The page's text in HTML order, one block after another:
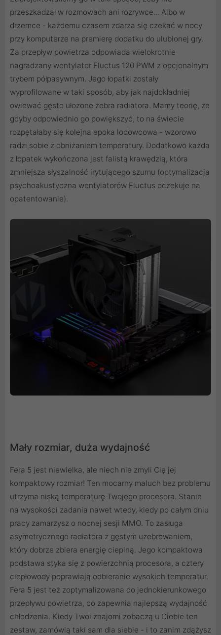
przeszkadzał w rozmowach ani rozrywce... Albo w
drzemce - każdemu czasem zdarza się czekać w nocy
przy komputerze na premierę dodatku do ulubionej gry.
Za przepływ powietrza odpowiada wielokrotnie
nagradzany wentylator Fluctus 120 PWM z opcjonalnym
trybem półpasywnym. Jego łopatki zostały
wyprofilowane w taki sposób, aby jak najdokładniej
owiewać gęsto ułożone żebra radiatora. Mamy teorię, że
gdyby odpowiednio go powiększyć, to na świecie
rozpętałaby się kolejna epoka lodowcowa - wzorowo
radzi sobie z obniżaniem temperatury. Dodatkowo każda
z łopatek wykończona jest falistą krawędzią, która
zmniejsza słyszalność irytującego szumu (optymalizacja
psychoakustyczna wentylatorów Fluctus oczekuje na
opatentowanie).
Mały rozmiar, duża wydajność
Fera 5 jest niewielka, ale niech nie zmyli Cię jej
kompaktowy rozmiar! Ten mocarny maluch bez problemu
utrzyma niską temperaturę Twojego procesora. Stanie
na wysokości zadania nawet wtedy, kiedy po całym dniu
pracy zamarzysz o nocnej sesji MMO. To zasługa
asymetrycznego radiatora z gęstym użebrowaniem,
który dobrze zbiera energię cieplną. Jego kompaktowa
podstawa styka się z powierzchnią procesora, a cztery
ciepłowody poprawiają odbieranie wysokich temperatur.
Fera 5 jest też zoptymalizowana do jednokierunkowego
przepływu powietrza, co zapewnia najlepszą wydajność
chłodzenia. Kiedy Twoi znajomi zobaczą u Ciebie ten
zestaw, zamówią taki sam dla siebie - i to zanim zdążysz